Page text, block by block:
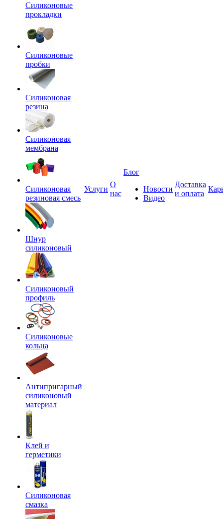
Силиконовые
прокладки
Силиконовые
пробки
Силиконовая
резина
Силиконовая
мембрана
Силиконовая
резиновая смесь
Шнур
силиконовый
Силиконовый
профиль
Силиконовые
кольца
Антипригарный
силиконовый
материал
Клей и
герметики
Силиконовая
смазка
Услуги
О
нас
Блог
Новости
Видео
Доставка
и оплата